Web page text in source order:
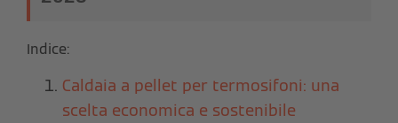
Indice:
Caldaia a pellet per termosifoni: una
scelta economica e sostenibile